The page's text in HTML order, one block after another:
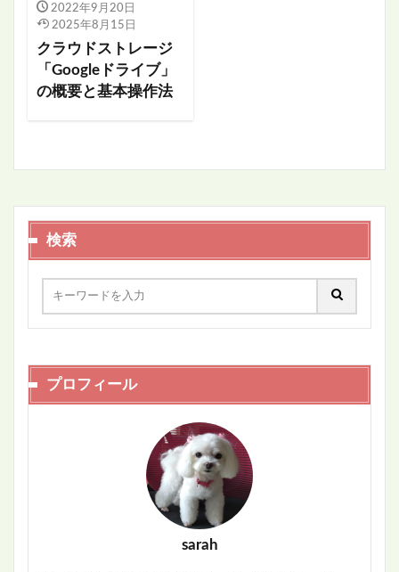
2022年9月20日
2025年8月15日
クラウドストレージ
「Googleドライブ」
の概要と基本操作法
検索
プロフィール
sarah